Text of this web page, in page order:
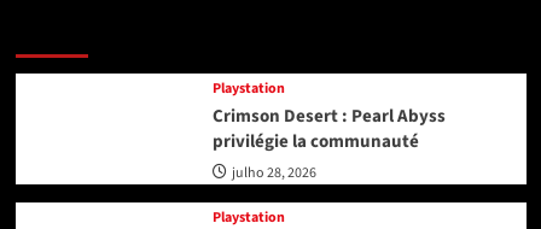
Playstation
Crimson Desert : Pearl Abyss
privilégie la communauté
julho 28, 2026
Playstation